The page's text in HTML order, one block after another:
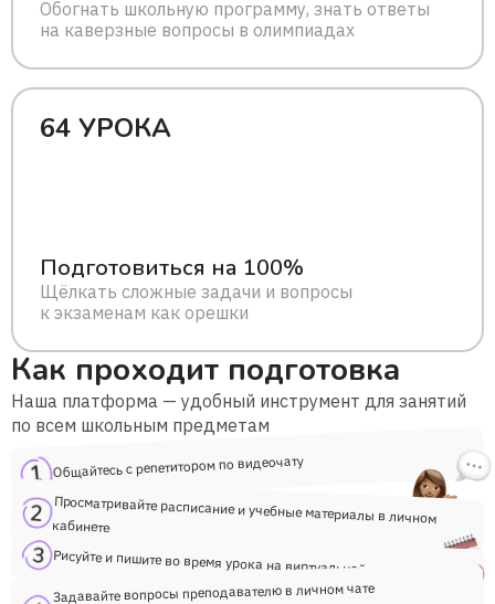
Обогнать школьную программу, знать ответы
на каверзные вопросы в олимпиадах
64 УРОКА
Подготовиться на 100%
Щёлкать сложные задачи и вопросы
к экзаменам как орешки
Как проходит подготовка
Наша платформа — удобный инструмент для занятий
по всем школьным предметам
Общайтесь с репетитором по видеочату
Просматривайте расписание и учебные материалы в личном
кабинете
Рисуйте и пишите во время урока на виртуальной доске
Задавайте вопросы преподавателю в личном чате